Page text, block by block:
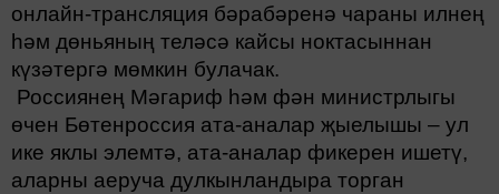
онлайн-трансляция бәрабәренә чараны илнең
һәм дөньяның теләсә кайсы ноктасыннан
күзәтергә мөмкин булачак.
Россиянең Мәгариф һәм фән министрлыгы
өчен Бөтенроссия ата-аналар җыелышы – ул
ике яклы элемтә, ата-аналар фикерен ишетү,
аларны аеруча дулкынландыра торган